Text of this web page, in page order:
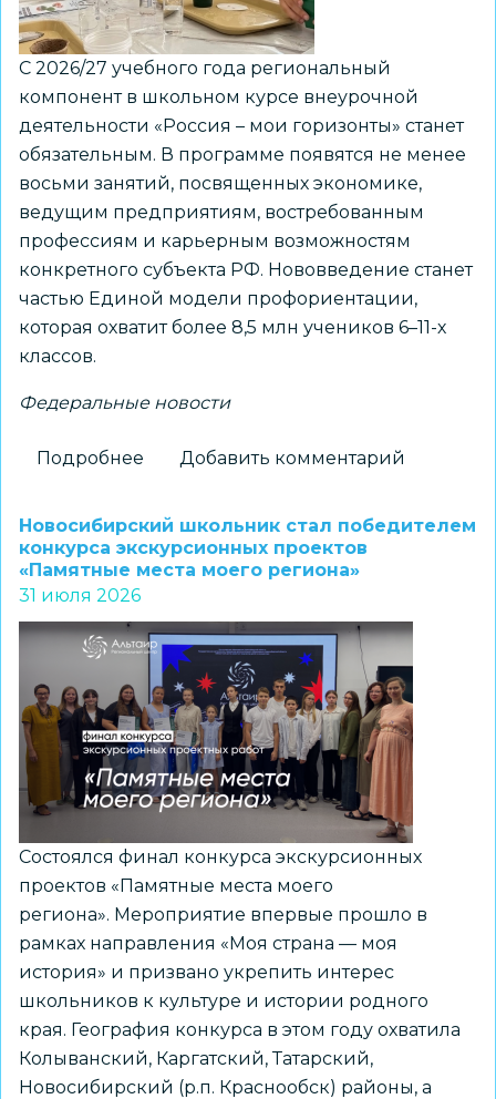
С 2026/27 учебного года региональный
компонент в школьном курсе внеурочной
деятельности «Россия – мои горизонты» станет
обязательным. В программе появятся не менее
восьми занятий, посвященных экономике,
ведущим предприятиям, востребованным
профессиям и карьерным возможностям
конкретного субъекта РФ. Нововведение станет
частью Единой модели профориентации,
которая охватит более 8,5 млн учеников 6–11-х
классов.
Федеральные новости
Подробнее
курс
«Россия
–
горизонты»
с
2026/27
учебного
года
войдет
обязательный
компонент
Добавить комментарий
Новосибирский школьник стал победителем
конкурса экскурсионных проектов
«Памятные места моего региона»
31 июля 2026
Состоялся финал конкурса экскурсионных
проектов «Памятные места моего
региона». Мероприятие впервые прошло в
рамках направления «Моя страна — моя
история» и призвано укрепить интерес
школьников к культуре и истории родного
края. География конкурса в этом году охватила
Колыванский, Каргатский, Татарский,
Новосибирский (р.п. Краснообск) районы, а